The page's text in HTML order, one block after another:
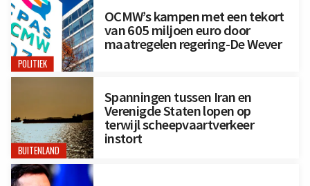
POLITIEK
OCMW’s kampen met een tekort
van 605 miljoen euro door
maatregelen regering-De Wever
BUITENLAND
Spanningen tussen Iran en
Verenigde Staten lopen op
terwijl scheepvaartverkeer
instort